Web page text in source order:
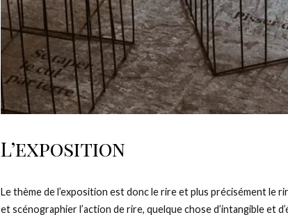
L’exposition
Le thème de l’exposition est donc le rire et plus précisément le
et scénographier l’action de rire, quelque chose d’intangible et